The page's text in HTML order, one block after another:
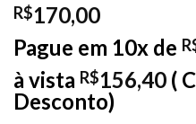
R$170,00
Pague em 10x de
à vista R$156,40 (
Desconto)